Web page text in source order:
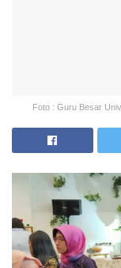
Foto : Guru Besar